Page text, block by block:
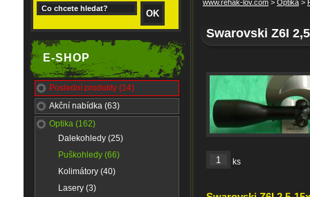
E-SHOP
Poslední produkty (14)
Akční nabídka (63)
Optika (162)
Dalekohledy (25)
Puškohledy (66)
Kolimátory (40)
Lasery (3)
www.rehak-lov.com > Optika >
Swarovski Z6I
ks